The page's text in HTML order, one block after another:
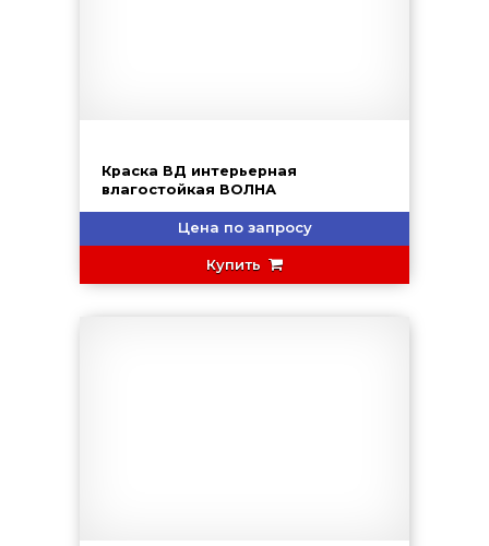
Краска ВД интерьерная
влагостойкая ВОЛНА
Цена по запросу
Купить